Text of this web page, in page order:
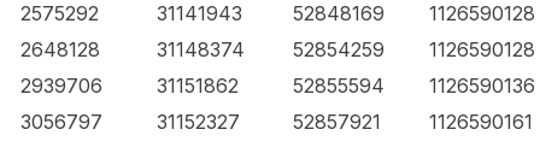
2575292
31141943 52848169
1126590128
2648128
31148374 52854259
1126590128
2939706
31151862 52855594
1126590136
3056797
31152327 52857921
1126590161